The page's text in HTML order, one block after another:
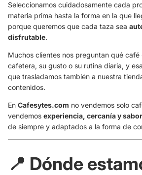
Seleccionamos cuidadosamente cada
materia prima hasta la forma en la que
porque queremos que cada taza sea
disfrutable.
Muchos clientes nos preguntan qué café
cafetera, su gusto o su rutina diaria, y
que trasladamos también a nuestra
contenidos.
En Cafesytes.com no vendemos solo
vendemos experiencia, cercanía y sabor
de siempre y adaptados a la forma de
📍 Dónde